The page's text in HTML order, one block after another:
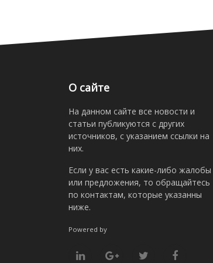
О сайте
На данном сайте все новости и
статьи публикуются с других
источников, с указанием ссылки на
них.
Если у вас есть какие-либо жалобы
или предложения, то обращайтесь
по контактам, которые указанны
ниже.
Powered by